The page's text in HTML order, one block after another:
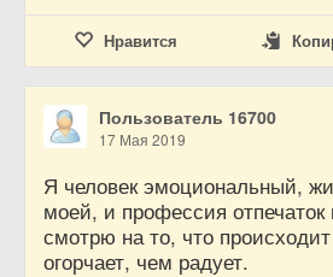
Нравится
Пользователь 16700
17 Мая 2019
Я человек эмоциональный,
моей, и профессия
смотрю на то, что
огорчает, чем радует.